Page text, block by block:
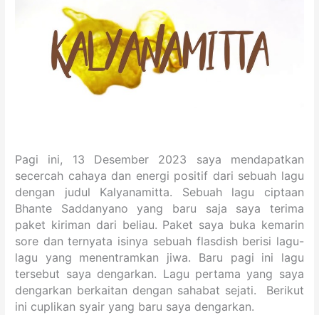
Pagi ini, 13 Desember 2023 saya mendapatkan
secercah cahaya dan energi positif dari sebuah lagu
dengan judul Kalyanamitta. Sebuah lagu ciptaan
Bhante Saddanyano yang baru saja saya terima
paket kiriman dari beliau. Paket saya buka kemarin
sore dan ternyata isinya sebuah flasdish berisi lagu-
lagu yang menentramkan jiwa. Baru pagi ini lagu
tersebut saya dengarkan. Lagu pertama yang saya
dengarkan berkaitan dengan sahabat sejati. Berikut
ini cuplikan syair yang baru saya dengarkan.